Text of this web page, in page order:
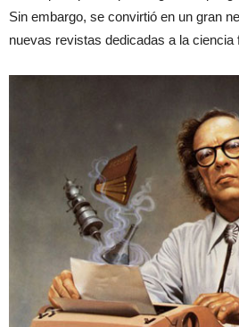
Sin embargo, se convirtió en un gran
nuevas revistas dedicadas a la ciencia